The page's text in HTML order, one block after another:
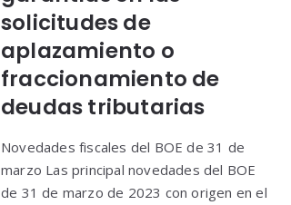
solicitudes de
aplazamiento o
fraccionamiento de
deudas tributarias
Novedades fiscales del BOE de 31 de
marzo Las principal novedades del BOE
de 31 de marzo de 2023 con origen en el